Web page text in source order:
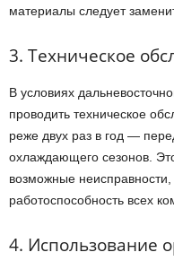
материалы следует
3. Техническое
В условиях
проводить техническое
реже двух раз в год —
охлаждающего сезонов.
возможные неисправности,
работоспособность всех
4. Использование